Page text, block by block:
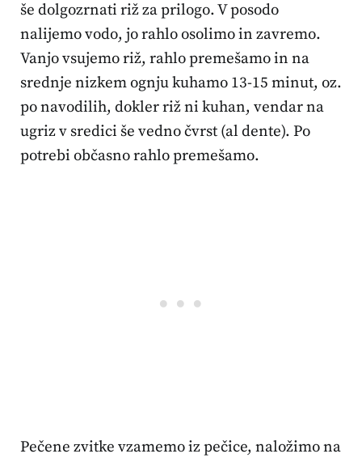
še dolgozrnati riž za prilogo. V posodo
nalijemo vodo, jo rahlo osolimo in zavremo.
Vanjo vsujemo riž, rahlo premešamo in na
srednje nizkem ognju kuhamo 13-15 minut, oz.
po navodilih, dokler riž ni kuhan, vendar na
ugriz v sredici še vedno čvrst (al dente). Po
potrebi občasno rahlo premešamo.
Pečene zvitke vzamemo iz pečice, naložimo na